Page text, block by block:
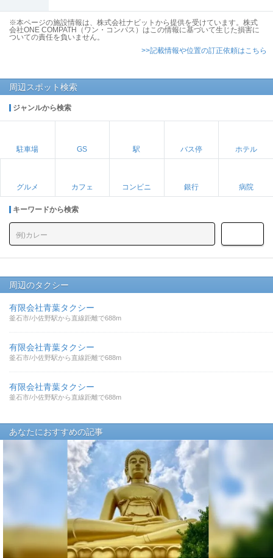
※本ページの施設情報は、株式会社ナビットから提供を受けています。株式
会社ONE COMPATH（ワン・コンパス）はこの情報に基づいて生じた損害に
ついての責任を負いません。
>>記載情報や位置の訂正依頼はこちら
周辺スポット検索
ジャンルから検索
駐車場 GS 駅 バス停 ホテル
グルメ カフェ コンビニ 銀行 病院
キーワードから検索
周辺のタクシー
有限会社青葉タクシー
釜石市/小佐野駅から直線距離で688m
有限会社青葉タクシー
釜石市/小佐野駅から直線距離で688m
有限会社青葉タクシー
釜石市/小佐野駅から直線距離で688m
あなたにおすすめの記事